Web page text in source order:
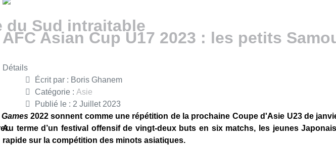
du Sud intraitable
2022 sonnent comme une répétition de la prochaine Coupe d'Asie U23 de
AFC Asian Cup U17 2023 : les petits
Détails
Écrit par : Boris Ghanem
Catégorie : Asie
Publié le : 2 Juillet 2023
Au terme d’un festival offensif de vingt-deux buts en six matchs, les jeunes
rapide sur la compétition des minots asiatiques.